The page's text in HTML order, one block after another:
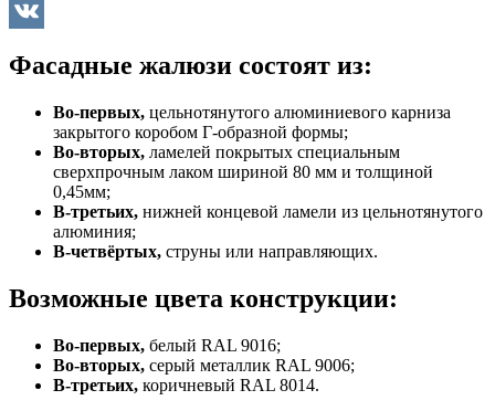
Twitter
Фасадные жалюзи состоят из:
Во-первых, цельнотянутого алюминиевого карниза
закрытого коробом Г-образной формы;
Во-вторых, ламелей покрытых специальным
сверхпрочным лаком шириной 80 мм и толщиной
0,45мм;
В-третьих, нижней концевой ламели из цельнотянутого
алюминия;
В-четвёртых, струны или направляющих.
Возможные цвета конструкции:
Во-первых, белый RAL 9016;
Во-вторых, серый металлик RAL 9006;
В-третьих, коричневый RAL 8014.